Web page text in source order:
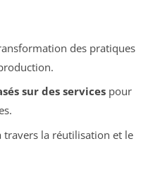
des pratiques
sur des servicespour
la réutilisation et le